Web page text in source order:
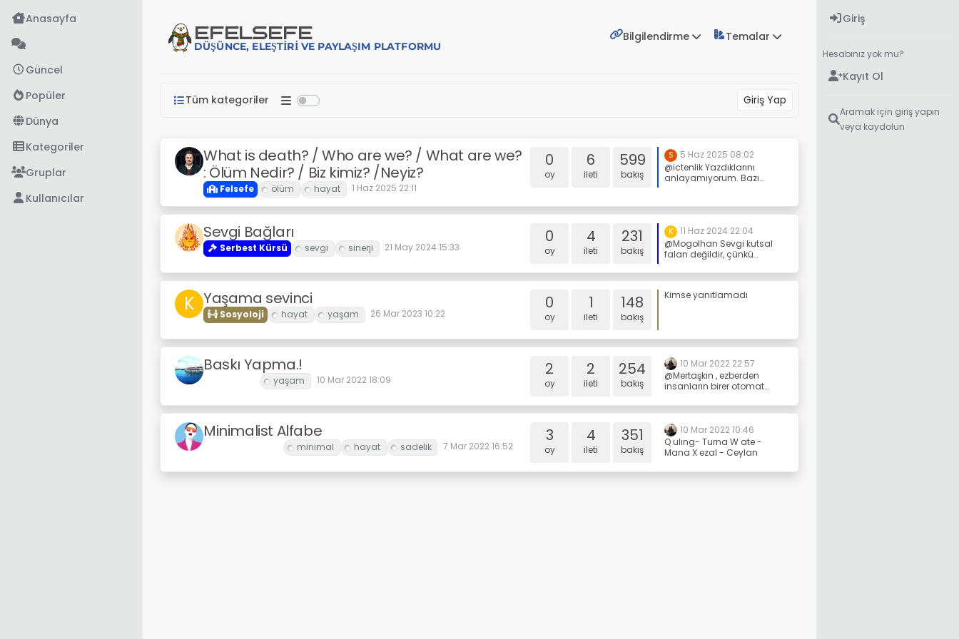
İçeriğe atla
Anasayfa
Güncel
Popüler
Dünya
Kategoriler
Gruplar
Kullanıcılar
EFELSEFE
DÜŞÜNCE, ELEŞTIRI VE PAYLAŞIM PLATFORMU
Bilgilendirme Temalar
Tüm kategoriler Giriş Yap
What is death? / Who are we? / What are we?
: Ölüm Nedir? / Biz kimiz? /Neyiz?
Felsefe 1 Haz 2025 22:11
0
oy
6
i̇leti
599
bakış
S
5 Haz 2025 08:02
@ictenlik Yazdıklarını
anlayamıyorum. Bazı
anlatmaya çalışıyorsun?
Sevgi Bağları
Serbest Kürsü 21 May 2024 15:33
0
oy
4
i̇leti
231
bakış
K
11 Haz 2024 22:04
@Mogolhan Sevgi kutsal
falan değildir, çünkü
durumdur. Doğa bu tip
umrunda bile değildir.
büyütmenin veya onlara
anlam yüklemenin bir
anlamı yok.
K Yaşama sevinci
Sosyoloji 26 Mar 2023 10:22
0
oy
1
i̇leti
148
bakış
Kimse yanıtlamadı
Baskı Yapma.!
10 Mar 2022 18:09
2
oy
2
i̇leti
254
bakış
10 Mar 2022 22:57
@Mertaşkın , ezberden
insanların birer otomat
formatlamayı hedefleyen
realitede yer edinemezler...
Minimalist Alfabe
7 Mar 2022 16:52
3
oy
4
i̇leti
351
bakış
10 Mar 2022 10:46
Q ulıng- Turna W ate -
Mana X ezal - Ceylan
Giriş
Hesabınız yok mu?
Kayıt Ol
Aramak için giriş yapın
veya kaydolun